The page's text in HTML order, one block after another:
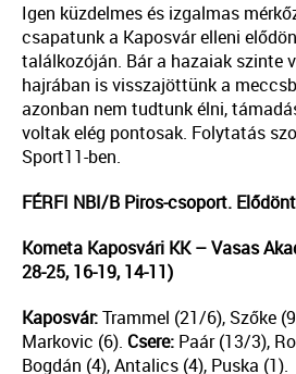
Igen küzdelmes és izgalmas
csapatunk a Kaposvár elleni
találkozóján. Bár a hazaiak szinte
hajrában is visszajöttünk a
azonban nem tudtunk élni,
voltak elég pontosak. Folytatás
Sport11-ben.
FÉRFI NBI/B Piros-csoport.
Kometa Kaposvári KK – Vasas
28-25, 16-19, 14-11)
Kaposvár:Trammel (21/6), Szőke
Markovic (6). Csere: Paár (13/3),
Bogdán (4), Antalics (4), Puska (1).